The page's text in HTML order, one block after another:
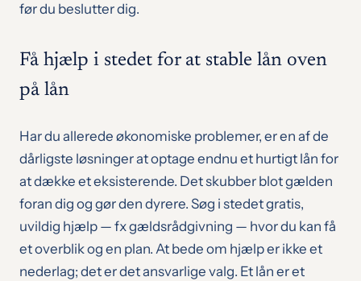
før du beslutter dig.
Få hjælp i stedet for at stable lån oven
på lån
Har du allerede økonomiske problemer, er en af de
dårligste løsninger at optage endnu et hurtigt lån for
at dække et eksisterende. Det skubber blot gælden
foran dig og gør den dyrere. Søg i stedet gratis,
uvildig hjælp — fx gældsrådgivning — hvor du kan få
et overblik og en plan. At bede om hjælp er ikke et
nederlag; det er det ansvarlige valg. Et lån er et